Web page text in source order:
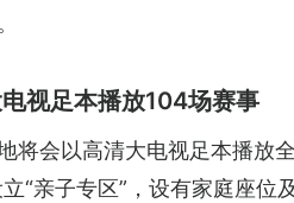
视足本播放104场赛事
将会以高清大电视足本播
“亲子专区”，设有家庭座位